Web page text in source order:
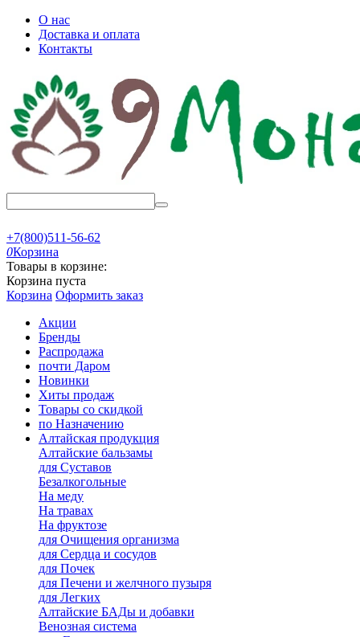
О нас
Доставка и оплата
Контакты
+7(800)511-56-62
0Корзина
Товары в корзине:
Корзина пуста
Корзина Оформить заказ
Акции
Бренды
Распродажа
почти Даром
Новинки
Хиты продаж
Товары со скидкой
по Назначению
Алтайская продукция
Алтайские бальзамы
для Суставов
Безалкогольные
На меду
На травах
На фруктозе
для Очищения организма
для Сердца и сосудов
для Почек
для Печени и желчного пузыря
для Легких
Алтайские БАДы и добавки
Венозная система